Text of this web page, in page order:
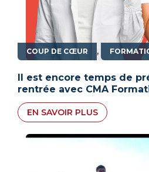
COUP DE CŒUR ,
Il est encore temps de
rentrée avec CMA
EN SAVOIR PLUS